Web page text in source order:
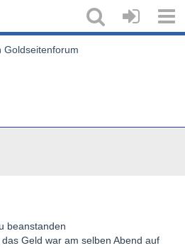
Goldseitenforum
beanstanden
Geld war am selben Abend auf